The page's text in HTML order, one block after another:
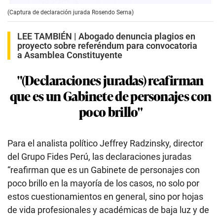
(Captura de declaración jurada Rosendo Serna)
LEE TAMBIÉN | Abogado denuncia plagios en
proyecto sobre referéndum para convocatoria
a Asamblea Constituyente
"(Declaraciones juradas) reafirman
que es un Gabinete de personajes con
poco brillo"
Para el analista político Jeffrey Radzinsky, director
del Grupo Fides Perú, las declaraciones juradas
“reafirman que es un Gabinete de personajes con
poco brillo en la mayoría de los casos, no solo por
estos cuestionamientos en general, sino por hojas
de vida profesionales y académicas de baja luz y de